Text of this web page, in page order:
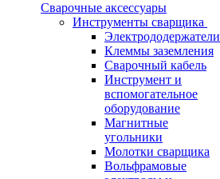
Сварочные аксессуары
Инструменты сварщика
Электрододержатели
Клеммы заземления
Сварочный кабель
Инструмент и
вспомогательное
оборудование
Магнитные
угольники
Молотки сварщика
Вольфрамовые